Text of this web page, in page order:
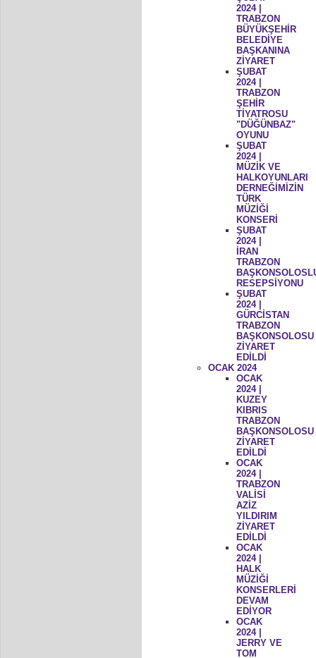
2024 |
TRABZON
BÜYÜKŞEHİR
BELEDİYE
BAŞKANINA
ZİYARET
ŞUBAT
2024 |
TRABZON
ŞEHİR
TİYATROSU
"DÜĞÜNBAZ"
OYUNU
ŞUBAT
2024 |
MÜZİK VE
HALKOYUNLARI
DERNEĞİMİZİN
TÜRK
MÜZİĞİ
KONSERİ
ŞUBAT
2024 |
İRAN
TRABZON
RESEPSİYONU
ŞUBAT
2024 |
GÜRCİSTAN
TRABZON
BAŞKONSOLOSU
ZİYARET
EDİLDİ
OCAK 2024
OCAK
2024 |
KUZEY
KIBRIS
TRABZON
BAŞKONSOLOSU
ZİYARET
EDİLDİ
OCAK
2024 |
TRABZON
VALİSİ
AZİZ
YILDIRIM
ZİYARET
EDİLDİ
OCAK
2024 |
HALK
MÜZİĞİ
KONSERLERİ
DEVAM
EDİYOR
OCAK
2024 |
JERRY VE
TOM